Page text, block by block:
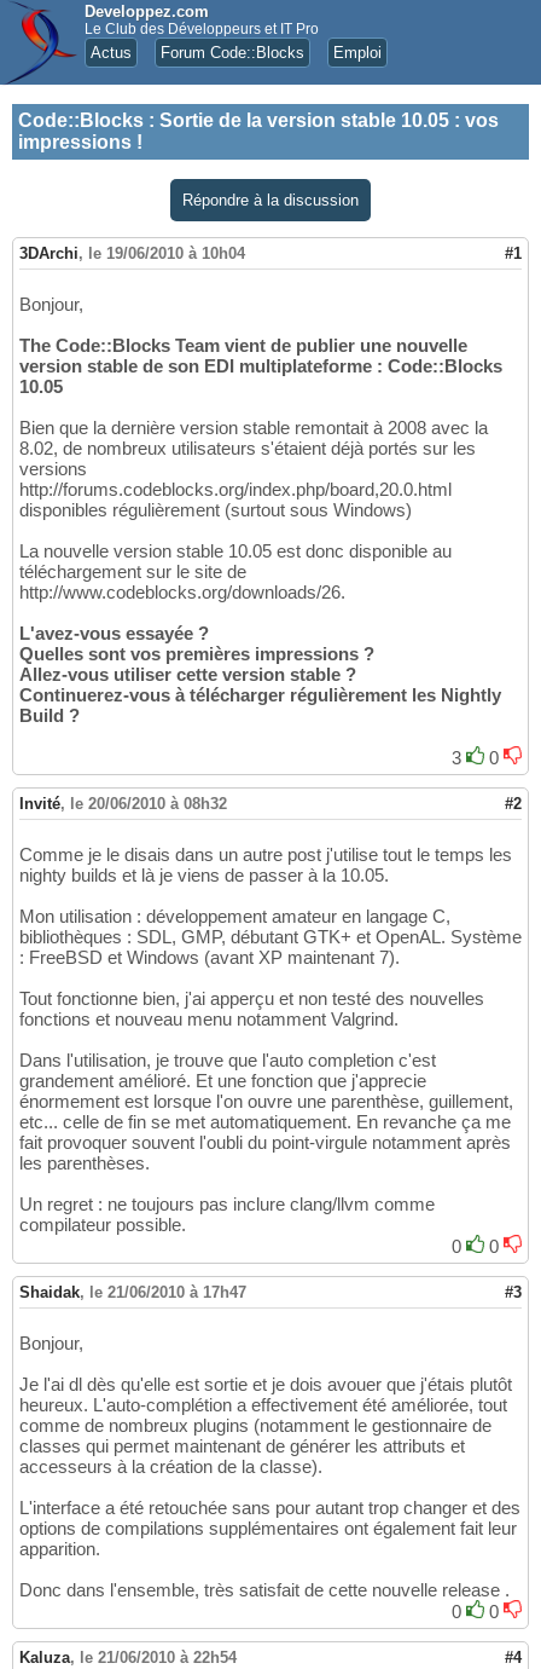
Developpez.com
Le Club des Développeurs et IT Pro
Actus Forum Code::Blocks Emploi
Code::Blocks : Sortie de la version stable 10.05 : vos
impressions !
Répondre à la discussion
3DArchi, le 19/06/2010 à 10h04 #1
Bonjour,
The Code::Blocks Team vient de publier une nouvelle
version stable de son EDI multiplateforme : Code::Blocks
10.05
Bien que la dernière version stable remontait à 2008 avec la
8.02, de nombreux utilisateurs s'étaient déjà portés sur les
versions
http://forums.codeblocks.org/index.php/board,20.0.html
disponibles régulièrement (surtout sous Windows)
La nouvelle version stable 10.05 est donc disponible au
téléchargement sur le site de
http://www.codeblocks.org/downloads/26.
L'avez-vous essayée ?
Quelles sont vos premières impressions ?
Allez-vous utiliser cette version stable ?
Continuerez-vous à télécharger régulièrement les Nightly
Build ?
3 0
Invité, le 20/06/2010 à 08h32 #2
Comme je le disais dans un autre post j'utilise tout le temps les
nighty builds et là je viens de passer à la 10.05.
Mon utilisation : développement amateur en langage C,
bibliothèques : SDL, GMP, débutant GTK+ et OpenAL. Système
: FreeBSD et Windows (avant XP maintenant 7).
Tout fonctionne bien, j'ai apperçu et non testé des nouvelles
fonctions et nouveau menu notamment Valgrind.
Dans l'utilisation, je trouve que l'auto completion c'est
grandement amélioré. Et une fonction que j'apprecie
énormement est lorsque l'on ouvre une parenthèse, guillement,
etc... celle de fin se met automatiquement. En revanche ça me
fait provoquer souvent l'oubli du point-virgule notamment après
les parenthèses.
Un regret : ne toujours pas inclure clang/llvm comme
compilateur possible.
0
0
Shaidak, le 21/06/2010 à 17h47 #3
Bonjour,
Je l'ai dl dès qu'elle est sortie et je dois avouer que j'étais plutôt
heureux. L'auto-complétion a effectivement été améliorée, tout
comme de nombreux plugins (notamment le gestionnaire de
classes qui permet maintenant de générer les attributs et
accesseurs à la création de la classe).
L'interface a été retouchée sans pour autant trop changer et des
options de compilations supplémentaires ont également fait leur
apparition.
Donc dans l'ensemble, très satisfait de cette nouvelle release .
0
0
Kaluza, le 21/06/2010 à 22h54 #4